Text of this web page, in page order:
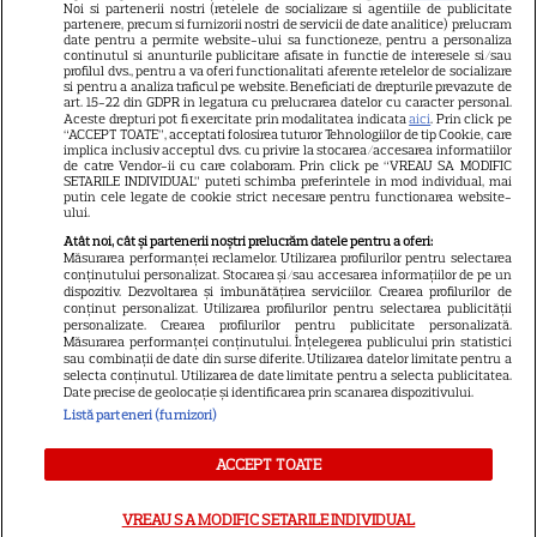
Avantaje
Elle
Unica
Retete practice
URMĂREȘTE-NE PE
Copyright2026Ringier Romania – Toate Drepturile rezervate
Jocurile de noroc sunt interzise minorilor.
Noi si partenerii nostri (retelele de socializare si agentiile de publicitate
partenere, precum si furnizorii nostri de servicii de date analitice) prelucram
date pentru a permite website-ului sa functioneze, pentru a personaliza
continutul si anunturile publicitare afisate in functie de interesele si/sau
profilul dvs., pentru a va oferi functionalitati aferente retelelor de socializare
si pentru a analiza traficul pe website. Beneficiati de drepturile prevazute de
art. 15-22 din GDPR in legatura cu prelucrarea datelor cu caracter personal.
Aceste drepturi pot fi exercitate prin modalitatea indicataaici. Prin click pe
“ACCEPT TOATE”, acceptati folosirea tuturor Tehnologiilor de tip Cookie, care
implica inclusiv acceptul dvs. cu privire la stocarea/accesarea informatiilor
de catre Vendor-ii cu care colaboram. Prin click pe “VREAU SA MODIFIC
SETARILE INDIVIDUAL” puteti schimba preferintele in mod individual, mai
putin cele legate de cookie strict necesare pentru functionarea website-
ului.
Atât noi, cât și partenerii noștri prelucrăm datele pentru a oferi:
Măsurarea performanței reclamelor. Utilizarea profilurilor pentru selectarea
conținutului personalizat. Stocarea și/sau accesarea informațiilor de pe un
dispozitiv. Dezvoltarea și îmbunătățirea serviciilor. Crearea profilurilor de
conținut personalizat. Utilizarea profilurilor pentru selectarea publicității
personalizate. Crearea profilurilor pentru publicitate personalizată.
Măsurarea performanței conținutului. Înțelegerea publicului prin statistici
sau combinații de date din surse diferite. Utilizarea datelor limitate pentru a
selecta conținutul. Utilizarea de date limitate pentru a selecta publicitatea.
Date precise de geolocație și identificarea prin scanarea dispozitivului.
Listă parteneri (furnizori)
ACCEPT TOATE
VREAU SA MODIFIC SETARILE INDIVIDUAL